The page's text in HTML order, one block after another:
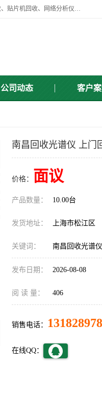
苏州讯芯微电子设备有限公司是一家做资源回收类企业，主要回收类目有：X-Ray回收、蓝牙测试仪回收、频谱分析仪回收、贴片机回收、网络分析仪回收、信号发生器回收等，从企业单位的需求出发，试通过本网络平台的建立有效整合物资市场，使可再生资源获得合理的流通和科学的再利用。
公司动态 客户案
南昌回收光谱仪 上门
价格： 面议
产品数量： 10.00台
发货地址： 上海市松江区
关键词： 南昌回收光谱仪
发布日期： 2026-08-08
阅 读 量： 406
销售电话：
在线QQ：